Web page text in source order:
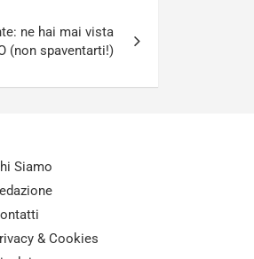
ne hai mai vista
(non spaventarti!)
Siamo
& Cookies